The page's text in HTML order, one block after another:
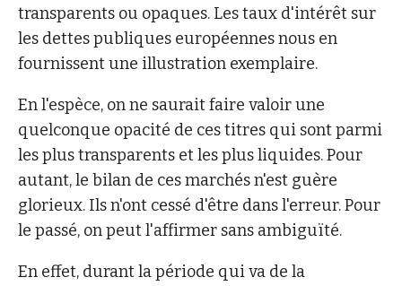
transparents ou opaques. Les taux d'intérêt sur
les dettes publiques européennes nous en
fournissent une illustration exemplaire.
En l'espèce, on ne saurait faire valoir une
quelconque opacité de ces titres qui sont parmi
les plus transparents et les plus liquides. Pour
autant, le bilan de ces marchés n'est guère
glorieux. Ils n'ont cessé d'être dans l'erreur. Pour
le passé, on peut l'affirmer sans ambiguïté.
En effet, durant la période qui va de la